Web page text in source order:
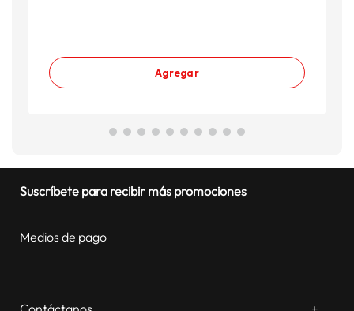
Agregar
Suscríbete para recibir más promociones
Medios de pago